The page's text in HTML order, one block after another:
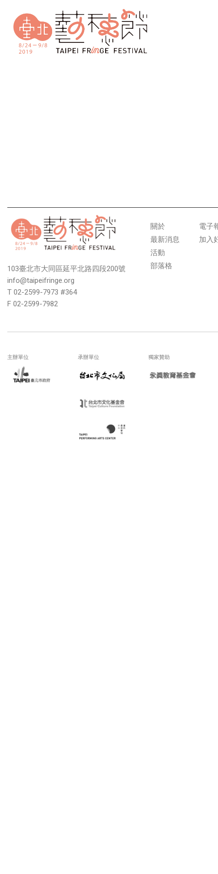
103臺北市大同區延平北路四段200號
info@taipeifringe.org
T 02-2599-7973 #364
F 02-2599-7982
關於
最新消息
活動
部落格
電子
加入
主辦單位 承辦單位 獨家贊助